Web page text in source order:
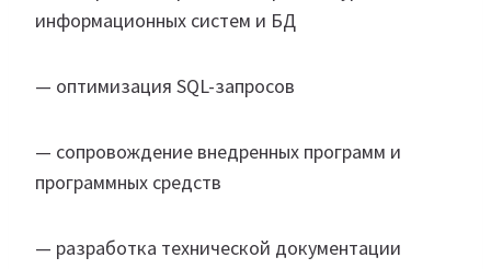
информационных систем и БД
— оптимизация SQL-запросов
— сопровождение внедренных программ и
программных средств
— разработка технической документации